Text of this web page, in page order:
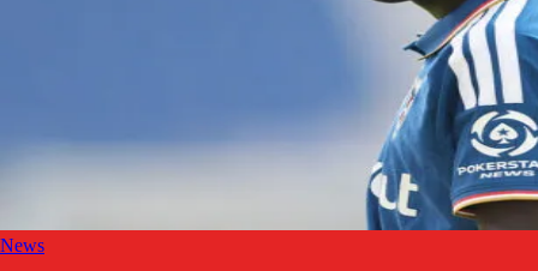
News